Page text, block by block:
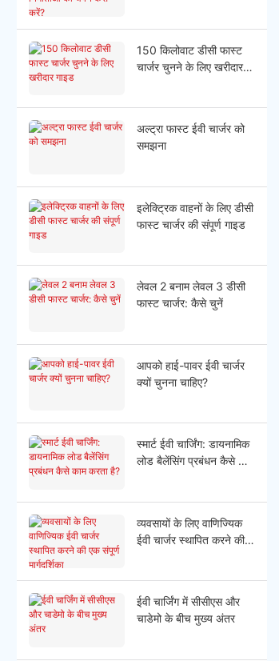
150 किलोवाट डीसी फास्ट
चार्जर चुनने के लिए खरीदार
अल्ट्रा फास्ट ईवी चार्जर को
समझना
इलेक्ट्रिक वाहनों के लिए डीसी
फास्ट चार्जर की संपूर्ण गाइड
लेवल 2 बनाम लेवल 3 डीसी
फास्ट चार्जर: कैसे चुनें
आपको हाई-पावर ईवी चार्जर
क्यों चुनना चाहिए?
स्मार्ट ईवी चार्जिंग: डायनामिक
लोड बैलेंसिंग प्रबंधन कैसे काम
व्यवसायों के लिए वाणिज्यिक
ईवी चार्जर स्थापित करने की
ईवी चार्जिंग में सीसीएस और
चाडेमो के बीच मुख्य अंतर